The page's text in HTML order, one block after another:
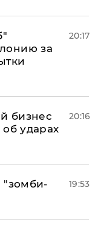
за
20:17
бизнес
об ударах
20:16
"зомби-
19:53